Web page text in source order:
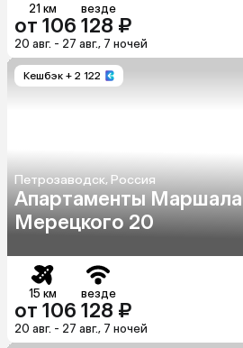
21 км везде
от 106 128 ₽
20 авг. - 27 авг., 7 ночей
Кешбэк + 2 122
Петрозаводск, Россия
Апартаменты Маршала
Мерецкого 20
15 км везде
от 106 128 ₽
20 авг. - 27 авг., 7 ночей